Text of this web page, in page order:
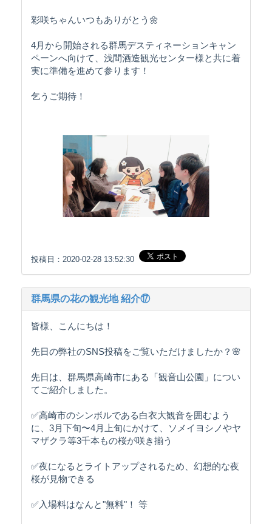
彩咲ちゃんいつもありがとう🌼
4月から開始される群馬デスティネーションキャン
ペーンへ向けて、浅間酒造観光センター様と共に着
実に準備を進めて参ります！
乞うご期待！
投稿日：2020-02-28 13:52:30
群馬県の花の観光地 紹介⑰
皆様、こんにちは！
先日の弊社のSNS投稿をご覧いただけましたか？🌸
先日は、群馬県高崎市にある「観音山公園」につい
てご紹介しました。
✅高崎市のシンボルである白衣大観音を囲むよう
に、3月下旬〜4月上旬にかけて、ソメイヨシノやヤ
マザクラ等3千本もの桜が咲き揃う
✅夜になるとライトアップされるため、幻想的な夜
桜が見物できる
✅入場料はなんと"無料"！ 等